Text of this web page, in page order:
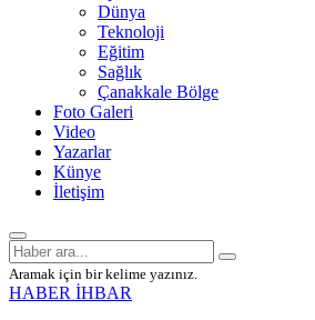
Dünya
Teknoloji
Eğitim
Sağlık
Çanakkale Bölge
Foto Galeri
Video
Yazarlar
Künye
İletişim
Aramak için bir kelime yazınız.
HABER İHBAR